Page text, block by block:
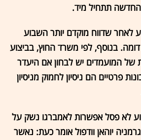
החדשה תתחיל מיד.
לאחר שדווח מוקדם יותר השבוע
בנוסף, לפי משרד החוץ, בביצוע
של המועמדים יש לבחון אם היעדר
פרטיים הם ניסיון לחמוק מניסיון
לא פסל אפשרות לאמברגו נשק על
יוהאן וודפול אומר כעת: נאשר